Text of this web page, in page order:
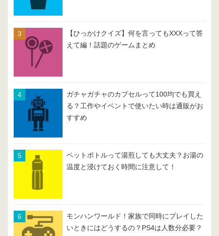
【ひっかけクイズ】何を言ってもXXXって答
えて編！話題のゲームまとめ
ガチャガチャのカプセルって100均でも買え
る？工作やイベントで使いたい時は通販がお
すすめ
ペットボトルって湯煎しても大丈夫？お湯の
温度と浸けておく時間に注意して！
モンハンワールド！家族で同時にプレイした
いときにはどうするの？PS4は人数分必要？